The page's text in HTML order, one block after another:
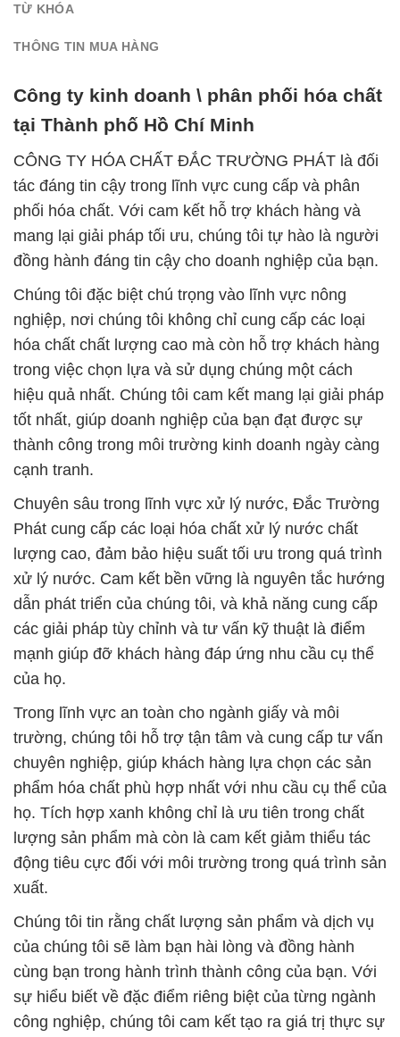
TỪ KHÓA
THÔNG TIN MUA HÀNG
Công ty kinh doanh \ phân phối hóa chất
tại Thành phố Hồ Chí Minh
CÔNG TY HÓA CHẤT ĐẮC TRƯỜNG PHÁT là đối
tác đáng tin cậy trong lĩnh vực cung cấp và phân
phối hóa chất. Với cam kết hỗ trợ khách hàng và
mang lại giải pháp tối ưu, chúng tôi tự hào là người
đồng hành đáng tin cậy cho doanh nghiệp của bạn.
Chúng tôi đặc biệt chú trọng vào lĩnh vực nông
nghiệp, nơi chúng tôi không chỉ cung cấp các loại
hóa chất chất lượng cao mà còn hỗ trợ khách hàng
trong việc chọn lựa và sử dụng chúng một cách
hiệu quả nhất. Chúng tôi cam kết mang lại giải pháp
tốt nhất, giúp doanh nghiệp của bạn đạt được sự
thành công trong môi trường kinh doanh ngày càng
cạnh tranh.
Chuyên sâu trong lĩnh vực xử lý nước, Đắc Trường
Phát cung cấp các loại hóa chất xử lý nước chất
lượng cao, đảm bảo hiệu suất tối ưu trong quá trình
xử lý nước. Cam kết bền vững là nguyên tắc hướng
dẫn phát triển của chúng tôi, và khả năng cung cấp
các giải pháp tùy chỉnh và tư vấn kỹ thuật là điểm
mạnh giúp đỡ khách hàng đáp ứng nhu cầu cụ thể
của họ.
Trong lĩnh vực an toàn cho ngành giấy và môi
trường, chúng tôi hỗ trợ tận tâm và cung cấp tư vấn
chuyên nghiệp, giúp khách hàng lựa chọn các sản
phẩm hóa chất phù hợp nhất với nhu cầu cụ thể của
họ. Tích hợp xanh không chỉ là ưu tiên trong chất
lượng sản phẩm mà còn là cam kết giảm thiểu tác
động tiêu cực đối với môi trường trong quá trình sản
xuất.
Chúng tôi tin rằng chất lượng sản phẩm và dịch vụ
của chúng tôi sẽ làm bạn hài lòng và đồng hành
cùng bạn trong hành trình thành công của bạn. Với
sự hiểu biết về đặc điểm riêng biệt của từng ngành
công nghiệp, chúng tôi cam kết tạo ra giá trị thực sự